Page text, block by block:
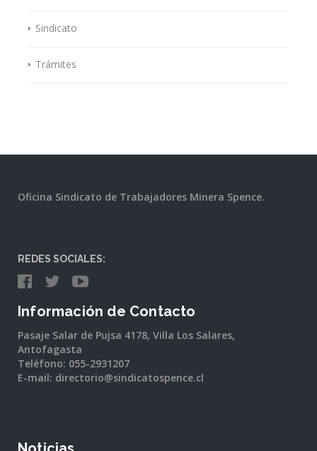
Sindicato
Trámites
Oficina Sindicato de Trabajadores Minera Spence.
REDES SOCIALES:
Información de Contacto
Pasaje Salar de Pujsa 4178, Villa Los Salares,
Antofagasta
Teléfono: 055-2931207
E-mail: directorio@sindicatospence.cl